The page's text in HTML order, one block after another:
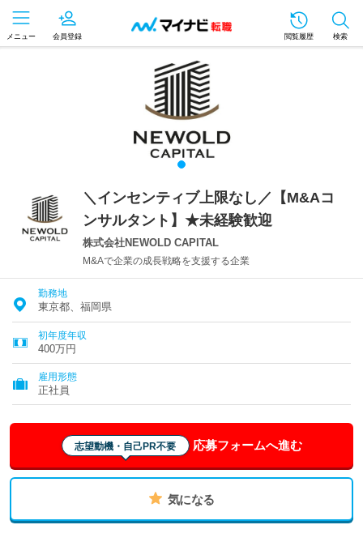
メニュー 会員登録 閲覧履歴 検索
＼インセンティブ上限なし／【M&Aコ
ンサルタント】★未経験歓迎
株式会社NEWOLD CAPITAL
M&Aで企業の成長戦略を支援する企業
勤務地
東京都、福岡県
初年度年収
400万円
雇用形態
正社員
志望動機・自己PR不要 応募フォームへ進む
気になる